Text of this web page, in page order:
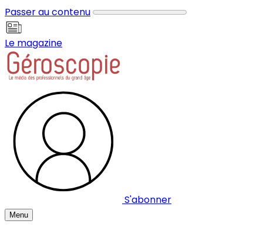
Passer au contenu
Le magazine
S'abonner
Menu
Panneau de gestion des cookies